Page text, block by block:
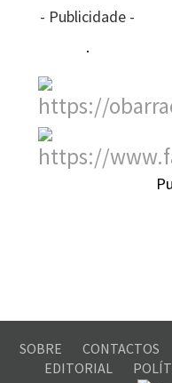
- Publicidade -
SOBRE CONTACTOS
EDITORIAL